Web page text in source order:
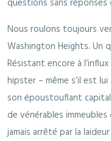
Nous roulons toujours
Washington Heights. Un
Résistant encore à
hipster – même s’il est
son époustouflant
de vénérables
jamais arrêté par la